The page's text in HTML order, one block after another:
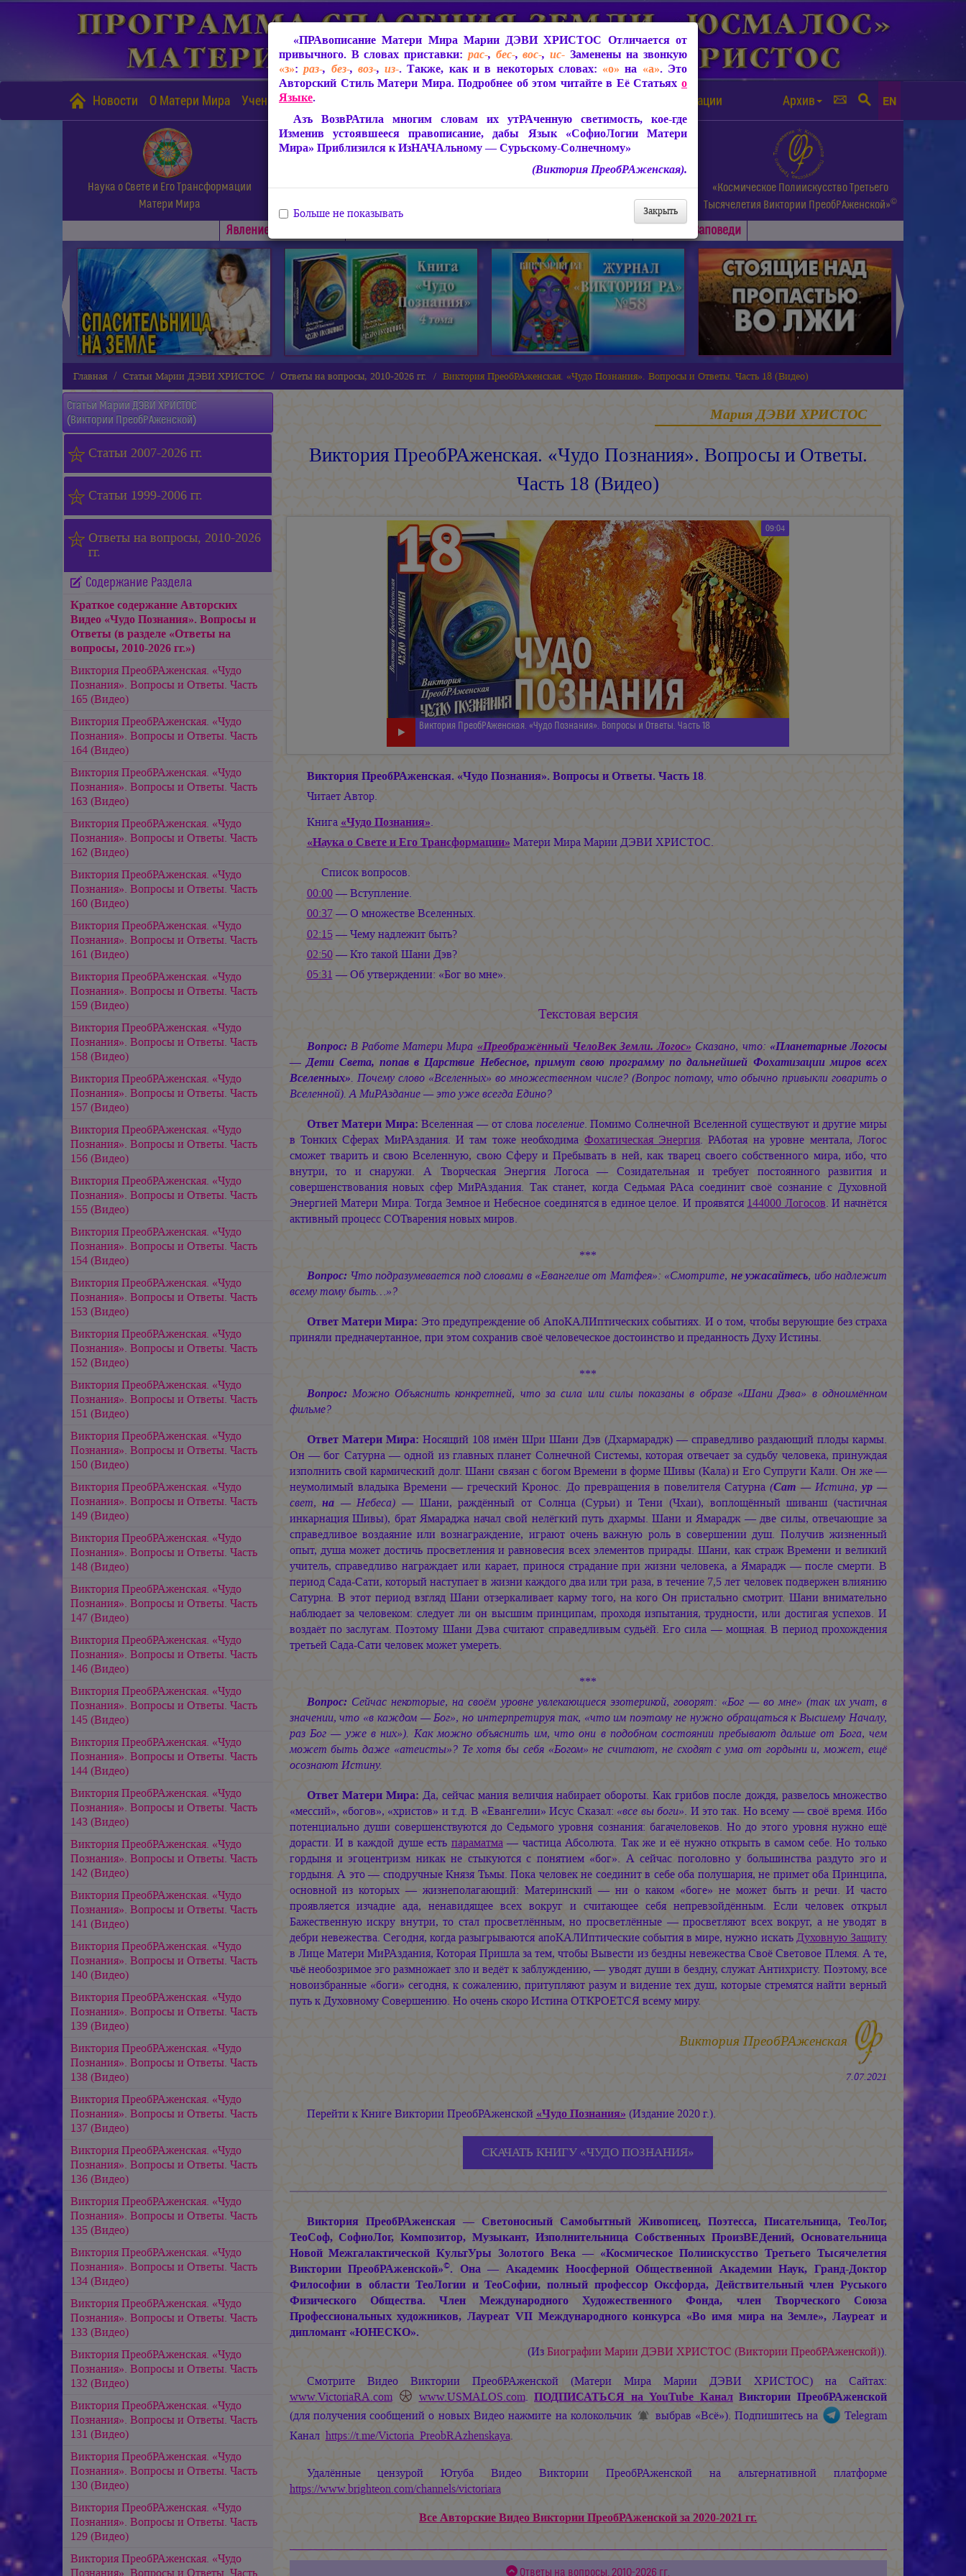
Новости О Матери Мира Учение Матери Мира Защита от чипизации Архив EN
Наука о Свете и Его Трансформации
Матери Мира
СофиоЛогия Матери Мира
Живое Слово Матери Мира.
Статьи, Книги, Видео, Аудио и др.
«Космическое Полиискусство Третьего
Тысячелетия Виктории ПреобРАженской»©
Явлениe Матери Мира Заповеди
◄ ►
Главная Статьи Марии ДЭВИ ХРИСТОС Ответы на вопросы, 2010-2026 гг. Виктория ПреобРАженская. «Чудо Познания». Вопросы и Ответы. Часть 18 (Видео)
Статьи Марии ДЭВИ ХРИСТОС
(Виктории ПреобРАженской)
Статьи 2007-2026 гг.
Статьи 1999-2006 гг.
Ответы на вопросы, 2010-2026
гг.
Содержание Раздела
Краткое содержание Авторских
Видео «Чудо Познания». Вопросы и
Ответы (в разделе «Ответы на
вопросы, 2010-2026 гг.»)
Виктория ПреобРАженская. «Чудо
Познания». Вопросы и Ответы. Часть
165 (Видео)
Виктория ПреобРАженская. «Чудо
Познания». Вопросы и Ответы. Часть
164 (Видео)
Виктория ПреобРАженская. «Чудо
Познания». Вопросы и Ответы. Часть
163 (Видео)
Виктория ПреобРАженская. «Чудо
Познания». Вопросы и Ответы. Часть
162 (Видео)
Виктория ПреобРАженская. «Чудо
Познания». Вопросы и Ответы. Часть
160 (Видео)
Виктория ПреобРАженская. «Чудо
Познания». Вопросы и Ответы. Часть
161 (Видео)
Виктория ПреобРАженская. «Чудо
Познания». Вопросы и Ответы. Часть
159 (Видео)
Виктория ПреобРАженская. «Чудо
Познания». Вопросы и Ответы. Часть
158 (Видео)
Виктория ПреобРАженская. «Чудо
Познания». Вопросы и Ответы. Часть
157 (Видео)
Виктория ПреобРАженская. «Чудо
Познания». Вопросы и Ответы. Часть
156 (Видео)
Виктория ПреобРАженская. «Чудо
Познания». Вопросы и Ответы. Часть
155 (Видео)
Виктория ПреобРАженская. «Чудо
Познания». Вопросы и Ответы. Часть
154 (Видео)
Виктория ПреобРАженская. «Чудо
Познания». Вопросы и Ответы. Часть
153 (Видео)
Виктория ПреобРАженская. «Чудо
Познания». Вопросы и Ответы. Часть
152 (Видео)
Виктория ПреобРАженская. «Чудо
Познания». Вопросы и Ответы. Часть
151 (Видео)
Виктория ПреобРАженская. «Чудо
Познания». Вопросы и Ответы. Часть
150 (Видео)
Виктория ПреобРАженская. «Чудо
Познания». Вопросы и Ответы. Часть
149 (Видео)
Виктория ПреобРАженская. «Чудо
Познания». Вопросы и Ответы. Часть
148 (Видео)
Виктория ПреобРАженская. «Чудо
Познания». Вопросы и Ответы. Часть
147 (Видео)
Виктория ПреобРАженская. «Чудо
Познания». Вопросы и Ответы. Часть
146 (Видео)
Виктория ПреобРАженская. «Чудо
Познания». Вопросы и Ответы. Часть
145 (Видео)
Виктория ПреобРАженская. «Чудо
Познания». Вопросы и Ответы. Часть
144 (Видео)
Виктория ПреобРАженская. «Чудо
Познания». Вопросы и Ответы. Часть
143 (Видео)
Виктория ПреобРАженская. «Чудо
Познания». Вопросы и Ответы. Часть
142 (Видео)
Виктория ПреобРАженская. «Чудо
Познания». Вопросы и Ответы. Часть
141 (Видео)
Виктория ПреобРАженская. «Чудо
Познания». Вопросы и Ответы. Часть
140 (Видео)
Виктория ПреобРАженская. «Чудо
Познания». Вопросы и Ответы. Часть
139 (Видео)
Виктория ПреобРАженская. «Чудо
Познания». Вопросы и Ответы. Часть
138 (Видео)
Виктория ПреобРАженская. «Чудо
Познания». Вопросы и Ответы. Часть
137 (Видео)
Виктория ПреобРАженская. «Чудо
Познания». Вопросы и Ответы. Часть
136 (Видео)
Виктория ПреобРАженская. «Чудо
Познания». Вопросы и Ответы. Часть
135 (Видео)
Виктория ПреобРАженская. «Чудо
Познания». Вопросы и Ответы. Часть
134 (Видео)
Виктория ПреобРАженская. «Чудо
Познания». Вопросы и Ответы. Часть
133 (Видео)
Виктория ПреобРАженская. «Чудо
Познания». Вопросы и Ответы. Часть
132 (Видео)
Виктория ПреобРАженская. «Чудо
Познания». Вопросы и Ответы. Часть
131 (Видео)
Виктория ПреобРАженская. «Чудо
Познания». Вопросы и Ответы. Часть
130 (Видео)
Виктория ПреобРАженская. «Чудо
Познания». Вопросы и Ответы. Часть
129 (Видео)
Виктория ПреобРАженская. «Чудо
Познания». Вопросы и Ответы. Часть
Мария ДЭВИ ХРИСТОС
Виктория ПреобРАженская. «Чудо Познания». Вопросы и Ответы.
Часть 18 (Видео)
09:04
Виктория ПреобРАженская. «Чудо Познания». Вопросы и Ответы. Часть 18
Виктория ПреобРАженская. «Чудо Познания». Вопросы и Ответы. Часть 18.
Читает Автор.
Книга «Чудо Познания».
«Наука о Свете и Его Трансформации» Матери МираМарии ДЭВИ ХРИСТОС.
Список вопросов.
00:00— Вступление.
00:37— О множестве Вселенных.
02:15— Чему надлежит быть?
02:50— Кто такой Шани Дэв?
05:31 — Об утверждении: «Бог во мне».
Текстовая версия
Вопрос: В Работе Матери Мира «Преображённый ЧелоВек Земли. Логос» Сказано, что: «Планетарные Логосы
— Дети Света, попав в Царствие Небесное, примут свою программу по дальнейшей Фохатизации миров всех
Вселенных». Почему слово «Вселенных» во множественном числе? (Вопрос потому, что обычно привыкли говарить о
Вселенной). А МиРАздание — это уже всегда Едино?
Ответ Матери Мира: Вселенная — от слова поселение. Помимо Солнечной Вселенной существуют и другие миры
в Тонких Сферах МиРАздания. И там тоже необходима Фохатическая Энергия. РАботая на уровне ментала, Логос
сможет тварить и свою Вселенную, свою Сферу и Пребывать в ней, как тварец своего собственного мира, ибо, что
внутри, то и снаружи. А Творческая Энергия Логоса — Созидательная и требует постоянного развития и
совершенствования новых сфер МиРАздания. Так станет, когда Седьмая РАса соединит своё сознание с Духовной
Энергией Матери Мира. Тогда Земное и Небесное соединятся в единое целое. И проявятся 144000 Логосов. И начнётся
активный процесс СОТварения новых миров.
***
Вопрос: Что подразумевается под словами в «Евангелие от Матфея»: «Смотрите, не ужасайтесь, ибо надлежит
всему тому быть…»?
Ответ Матери Мира: Это предупреждение об АпоКАЛИптических событиях. И о том, чтобы верующие без страха
приняли предначертанное, при этом сохранив своё человеческое достоинство и преданность Духу Истины.
***
Вопрос: Можно Объяснить конкретней, что за сила или силы показаны в образе «Шани Дэва» в одноимённом
фильме?
Ответ Матери Мира: Носящий 108 имён Шри Шани Дэв (Дхармарадж) — справедливо раздающий плоды кармы.
Он — бог Сатурна — одной из главных планет Солнечной Системы, которая отвечает за судьбу человека, принуждая
изполнить свой кармический долг. Шани связан с богом Времени в форме Шивы (Кала) и Его Супруги Кали. Он же —
неумолимый владыка Времени — греческий Кронос. До превращения в повелителя Сатурна(Сат — Истина, ур—
свет,на — Небеса) — Шани, раждённый от Солнца (Сурьи) и Тени (Чхаи), воплощённый шиванш (частичная
инкарнация Шивы), брат Ямараджа начал свой нелёгкий путь дхармы. Шани и Ямарадж — две силы, отвечающие за
справедливое воздаяние или вознаграждение, играют очень важную роль в совершении душ. Получив жизненный
опыт, душа может достичь просветления и равновесия всех элементов прирады. Шани, как страж Времени и великий
учитель, справедливо награждает или карает, принося страдание при жизни человека, а Ямарадж — после смерти. В
период Сада-Сати, который наступает в жизни каждого два или три раза, в течение 7,5 лет человек подвержен влиянию
Сатурна. В этот период взгляд Шани отзеркаливает карму того, на кого Он пристально смотрит. Шани внимательно
наблюдает за человеком: следует ли он высшим принципам, проходя изпытания, трудности, или достигая успехов. И
воздаёт по заслугам. Поэтому Шани Дэва считают справедливым судьёй. Его сила — мощная. В период прохождения
третьей Сада-Сати человек может умереть.
***
Вопрос: Сейчас некоторые, на своём уровне увлекающиеся эзотерикой, говорят: «Бог — во мне» (так их учат, в
значении, что «в каждом — Бог», но интерпретируя так, «что им поэтому не нужно обращаться к Высшему Началу,
раз Бог — уже в них»). Как можно объяснить им, что они в подобном состоянии пребывают дальше от Бога, чем
может быть даже «атеисты»? Те хотя бы себя «Богом» не считают, не сходят с ума от гордыни и, может, ещё
осознают Истину.
Ответ Матери Мира: Да, сейчас мания величия набирает обороты. Как грибов после дождя, развелось множество
«мессий», «богов», «христов» и т.д. В «Евангелии» Исус Сказал: «все вы боги». И это так. Но всему — своё время. Ибо
потенциально души совершенствуются до Седьмого уровня сознания: багачеловеков. Но до этого уровня нужно ещё
дорасти. И в каждой душе есть параматма— частица Абсолюта. Так же и её нужно открыть в самом себе. Но только
гордыня и эгоцентризм никак не стыкуются с понятием «бог». А сейчас поголовно у большинства раздуто эго и
гордыня. А это — сподручные Князя Тьмы. Пока человек не соединит в себе оба полушария, не примет оба Принципа,
основной из которых — жизнеполагающий: Материнский — ни о каком «боге» не может быть и речи. И часто
проявляется изчадие ада, ненавидящее всех вокруг и считающее себя непревзойдённым. Если человек открыл
Бажественную искру внутри, то стал просветлённым, но просветлённые — просветляют всех вокруг, а не уводят в
дебри невежества. Сегодня, когда разыгрываются апоКАЛИптические события в мире, нужно искатьДуховную Защиту
в Лице Матери МиРАздания, Которая Пришла за тем, чтобы Вывести из бездны невежества Своё Световое Племя. А те,
чьё необозримое эго размножает зло и ведёт к заблуждению, — уводят души в бездну, служат Антихристу. Поэтому, все
новоизбранные «боги» сегодня, к сожалению, притупляют разум и видение тех душ, которые стремятся найти верный
путь к Духовному Совершению. Но очень скоро Истина ОТКРОЕТСЯ всему миру.
Виктория ПреобРАженская
7.07.2021
Перейти к Книге Виктории ПреобРАженской «Чудо Познания» (Издание 2020 г.).
СКАЧАТЬ КНИГУ «ЧУДО ПОЗНАНИЯ»
Виктория ПреобРАженская — Светоносный Самобытный Живописец, Поэтесса, Писательница, ТеоЛог,
ТеоСоф, СофиоЛог, Композитор, Музыкант, Изполнительница Собственных ПроизВЕДений, Основательница
Новой Межгалактической КультУры Золотого Века — «Космическое Полиискусство Третьего Тысячелетия
Виктории ПреобРАженской»©. Она — Академик Ноосферной Общественной Академии Наук, Гранд-Доктор
Философии в области ТеоЛогии и ТеоСофии, полный профессор Оксфорда, Действительный член Руського
Физического Общества. Член Международного Художественного Фонда, член Творческого Союза
Профессиональных художников, Лауреат VII Международного конкурса «Во имя мира на Земле», Лауреат и
дипломант «ЮНЕСКО».
(ИзБиографииМарии ДЭВИ ХРИСТОС (Виктории ПреобРАженской)).
Смотрите Видео Виктории ПреобРАженской (Матери Мира Марии ДЭВИ ХРИСТОС) на Сайтах:
www.VictoriaRA.com
www.USMALOS.com.ПОДПИСАТЬСЯ на YouTube КаналВиктории ПреобРАженской
(для получения сообщений о новых Видео нажмите на колокольчик
выбрав «Всё»). Подпишитесь на
Telegram
Канал https://t.me/Victoria_PreobRAzhenskaya.
Удалённые цензурой Ютуба Видео Виктории ПреобРАженской на альтернативной платформе
https://www.brighteon.com/channels/victoriara
Все Авторские Видео Виктории ПреобРАженской за 2020-2021 гг.
Ответы на вопросы, 2010-2026 гг.
«ПРАвописание Матери Мира Марии ДЭВИ ХРИСТОС Отличается от
привычного. В словах приставки: рас-, бес-,вос-, ис-Заменены на звонкую
«з»:раз-, без-, воз-,из-. Также, как и в некоторых словах: «о» на «а». Это
Авторский Стиль Матери Мира. Подробнее об этом читайте в Её Статьях о
Языке.
Азъ ВозвРАтила многим словам их утРАченную светимость, кое-где
Изменив устоявшееся правописание, дабы Язык «СофиоЛогии Матери
Мира» Приблизился к ИзНАЧАльному — Сурьскому-Солнечному»
(Виктория ПреобРАженская).
Закрыть
Больше не показывать